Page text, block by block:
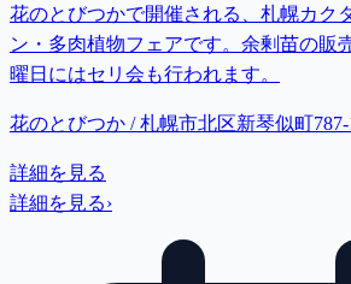
花のとびつかで開催される、札幌カク
ン・多肉植物フェアです。余剰苗の販
曜日にはセリ会も行われます。
花のとびつか / 札幌市北区新琴似町787-
詳細を見る
詳細を見る›